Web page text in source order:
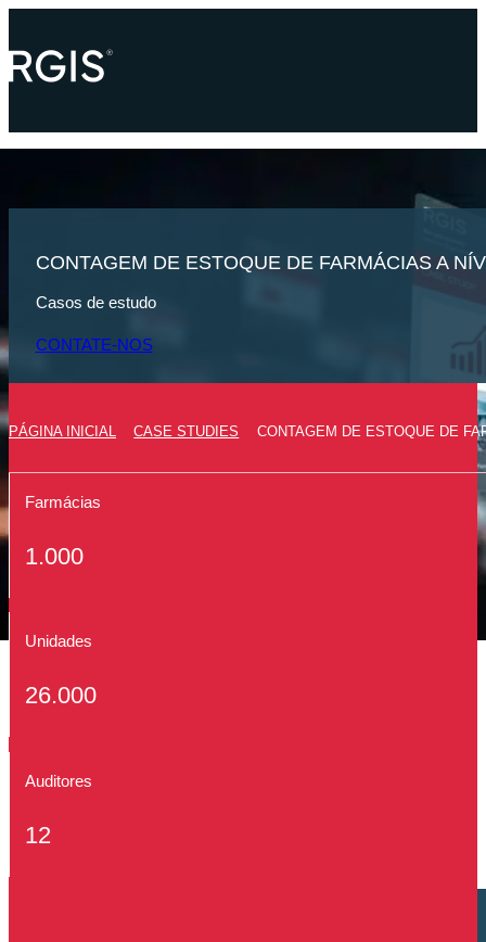
CONTAGEM DE ESTOQUE DE FARMÁCIAS A
Casos de estudo
CONTATE-NOS
PÁGINA INICIAL CASE STUDIES CONTAGEM DE ESTOQUE DE
Farmácias
1.000
Unidades
26.000
Auditores
12